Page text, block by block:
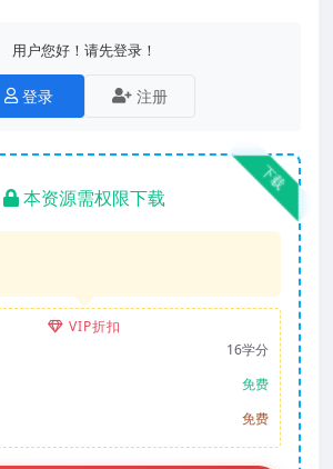
用户您好！请先登录！
登录 注册
下载
本资源需权限下载
VIP折扣
16学分
免费
免费